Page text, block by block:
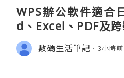
WPS辦公軟件適合
d、Excel、PDF及
數碼生活筆記 3小時前